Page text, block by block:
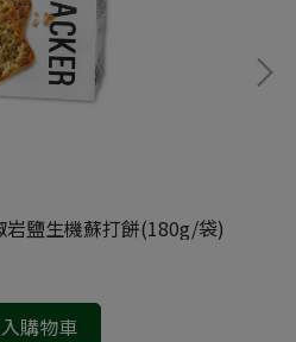
岩鹽生機蘇打餅(180g/袋)
購物車